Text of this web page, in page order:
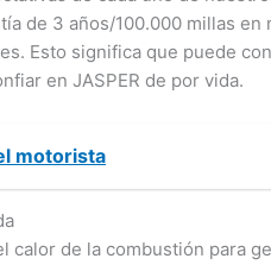
de 3 años/100.000 millas
Esto significa que puede
en JASPER de por vida.
motorista
calor de la combustión para